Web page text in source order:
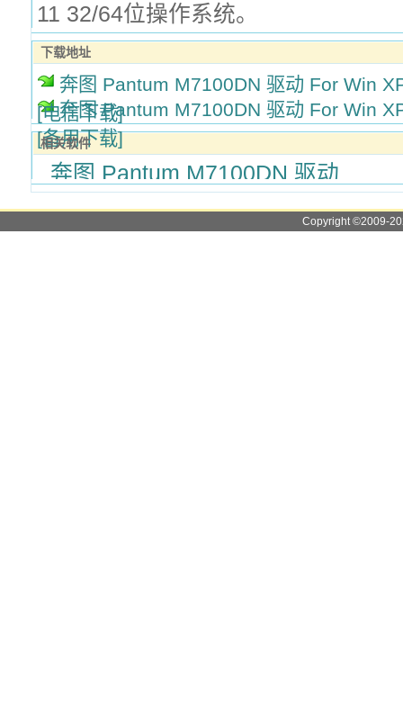
11 32/64位操作系统。
下载地址
奔图 Pantum M7100DN 驱动 For Win
[电信下载]
奔图 Pantum M7100DN 驱动 For Win
[备用下载]
相关软件
奔图 Pantum M7100DN 驱动
Copyright ©2009-